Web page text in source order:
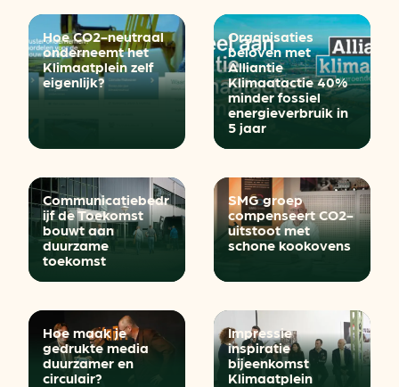
Hoe CO2-neutraal
onderneemt het
Klimaatplein zelf
eigenlijk?
Organisaties
beloven met
Alliantie
Klimaatactie 40%
minder fossiel
energieverbruik in
5 jaar
Communicatiebedr
ijf de Toekomst
bouwt aan
duurzame
toekomst
SMG groep
compenseert CO2-
uitstoot met
schone kookovens
Hoe maak je
gedrukte media
duurzamer en
circulair?
Impressie
inspiratie
bijeenkomst
Klimaatplein